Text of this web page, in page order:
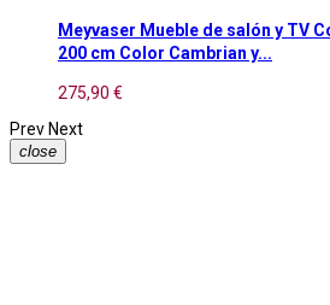
Meyvaser Mueble de salón y TV
200 cm Color Cambrian y...
275,90 €
Prev Next
close